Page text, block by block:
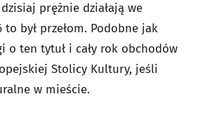
prężnie działają we
to był przełom. Podobne jak
o ten tytuł i cały rok obchodów
Stolicy Kultury, jeśli
w mieście.